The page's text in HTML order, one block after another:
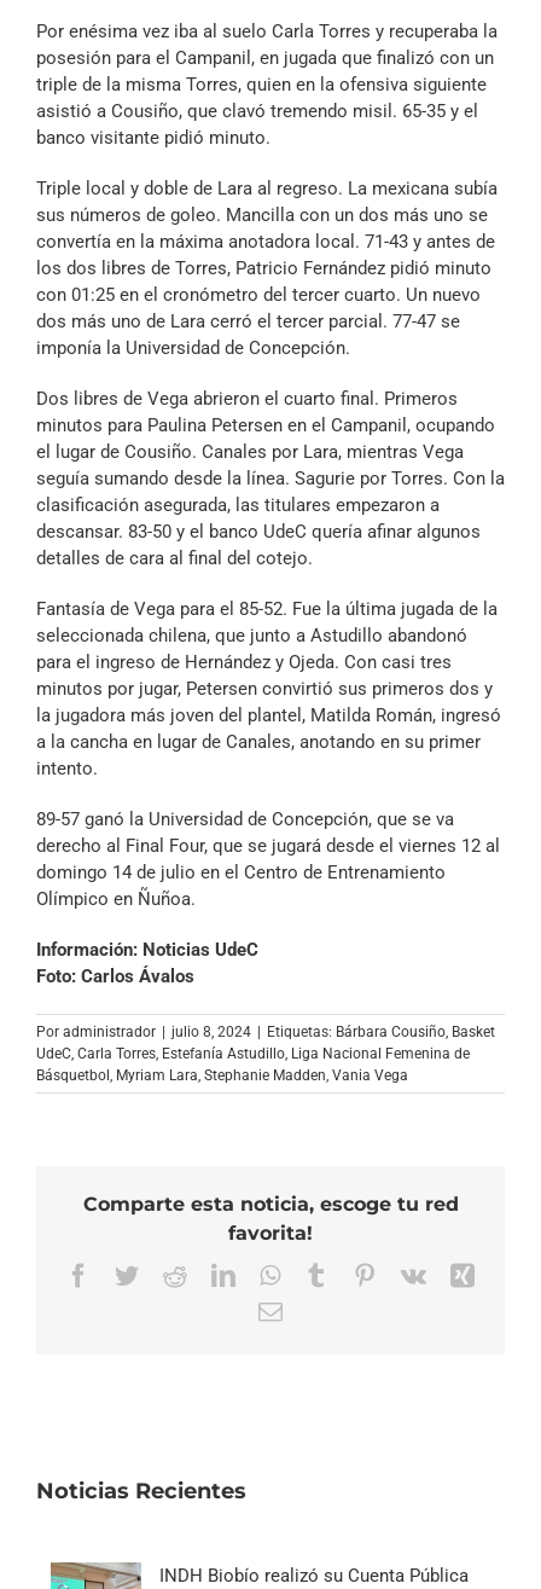
Por enésima vez iba al suelo Carla Torres y recuperaba la
posesión para el Campanil, en jugada que finalizó con un
triple de la misma Torres, quien en la ofensiva siguiente
asistió a Cousiño, que clavó tremendo misil. 65-35 y el
banco visitante pidió minuto.
Triple local y doble de Lara al regreso. La mexicana subía
sus números de goleo. Mancilla con un dos más uno se
convertía en la máxima anotadora local. 71-43 y antes de
los dos libres de Torres, Patricio Fernández pidió minuto
con 01:25 en el cronómetro del tercer cuarto. Un nuevo
dos más uno de Lara cerró el tercer parcial. 77-47 se
imponía la Universidad de Concepción.
Dos libres de Vega abrieron el cuarto final. Primeros
minutos para Paulina Petersen en el Campanil, ocupando
el lugar de Cousiño. Canales por Lara, mientras Vega
seguía sumando desde la línea. Sagurie por Torres. Con la
clasificación asegurada, las titulares empezaron a
descansar. 83-50 y el banco UdeC quería afinar algunos
detalles de cara al final del cotejo.
Fantasía de Vega para el 85-52. Fue la última jugada de la
seleccionada chilena, que junto a Astudillo abandonó
para el ingreso de Hernández y Ojeda. Con casi tres
minutos por jugar, Petersen convirtió sus primeros dos y
la jugadora más joven del plantel, Matilda Román, ingresó
a la cancha en lugar de Canales, anotando en su primer
intento.
89-57 ganó la Universidad de Concepción, que se va
derecho al Final Four, que se jugará desde el viernes 12 al
domingo 14 de julio en el Centro de Entrenamiento
Olímpico en Ñuñoa.
Información: Noticias UdeC
Foto: Carlos Ávalos
Por administrador julio 8, 2024 Etiquetas: Bárbara Cousiño, Basket
UdeC, Carla Torres, Estefanía Astudillo, Liga Nacional Femenina de
Básquetbol , Myriam Lara, Stephanie Madden, Vania Vega
Comparte esta noticia, escoge tu red
favorita!
Facebook
TwitterRedditLinkedInWhatsApp
TumblrPinterest
Vk
Correo
Noticias Recientes
INDH Biobío realizó su Cuenta Pública